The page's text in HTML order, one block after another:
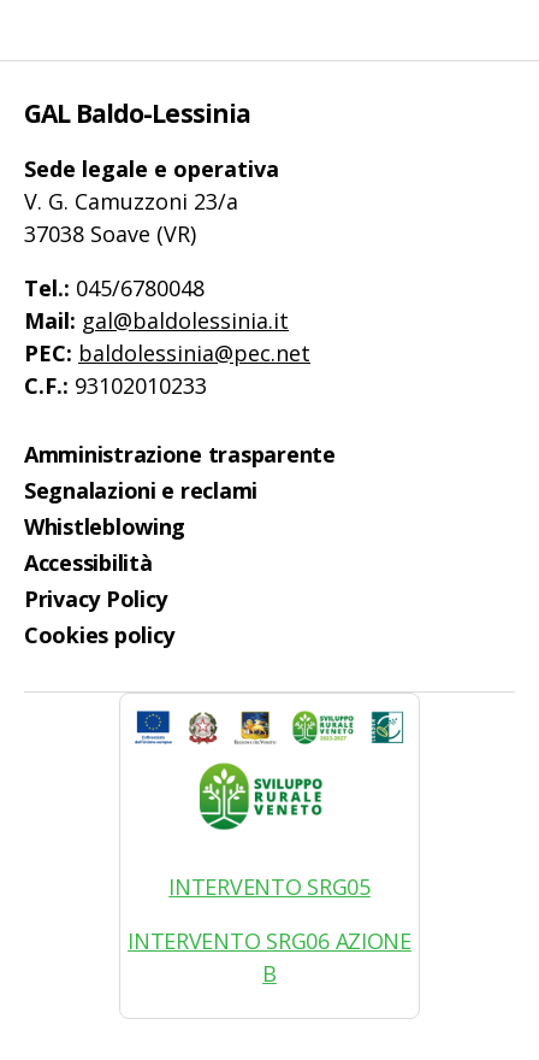
GAL Baldo-Lessinia
Sede legale e operativa
V. G. Camuzzoni 23/a
37038 Soave (VR)
Tel.: 045/6780048
Mail: gal@baldolessinia.it
PEC: baldolessinia@pec.net
C.F.: 93102010233
Amministrazione trasparente
Segnalazioni e reclami
Whistleblowing
Accessibilità
Privacy Policy
Cookies policy
INTERVENTO SRG05
INTERVENTO SRG06 AZIONE
B